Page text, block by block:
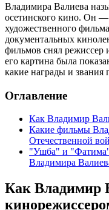
Владимира Валиева
осетинского кино. Он —
художественного
документальных
фильмов снял режиссер
его картина была
какие награды и звания
Оглавление
Как Владимир
Какие фильмы
Отечественной
"Ушба" и
Владимира
Как Владимир